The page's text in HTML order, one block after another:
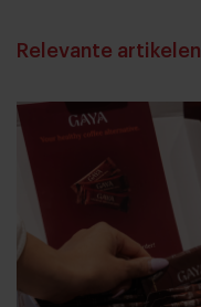
Relevante artikelen